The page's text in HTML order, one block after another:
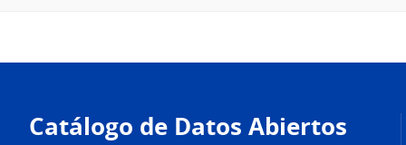
Catálogo de Datos Abiertos